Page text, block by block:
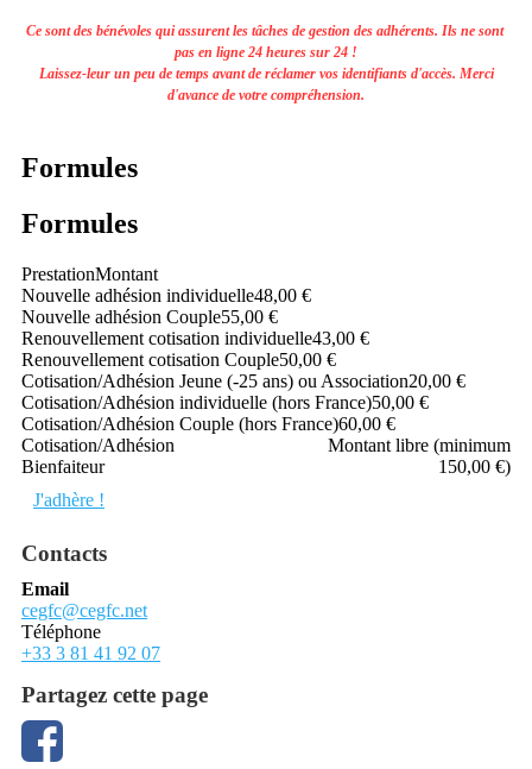
Ce sont des bénévoles qui assurent les tâches de gestion des adhérents. Ils ne sont
pas en ligne 24 heures sur 24 !
Laissez-leur un peu de temps avant de réclamer vos identifiants d'accès. Merci
d'avance de votre compréhension.
Formules
Formules
PrestationMontant
Nouvelle adhésion individuelle48,00 €
Nouvelle adhésion Couple55,00 €
Renouvellement cotisation individuelle43,00 €
Renouvellement cotisation Couple50,00 €
Cotisation/Adhésion Jeune (-25 ans) ou Association20,00 €
Cotisation/Adhésion individuelle (hors France)50,00 €
Cotisation/Adhésion Couple (hors France)60,00 €
Cotisation/Adhésion
Bienfaiteur
Montant libre (minimum
150,00 €)
J'adhère !
Contacts
Email
cegfc@cegfc.net
Téléphone
+33 3 81 41 92 07
Partagez cette page